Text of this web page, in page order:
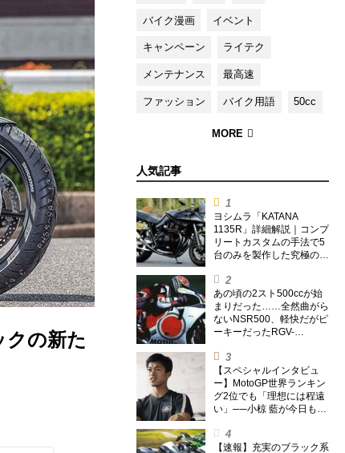
クの新た
バイク漫画 イベント
キャンペーン ライテク
メンテナンス 最高速
ファッション バイク用語 50cc
人気記事
ヨシムラ「KATANA
1135R」詳細解説｜コンプ
リートカスタムの手法で5
台のみを製作した究極の銘
あの頃の2スト500ccが始
まりだった……全然曲がら
ないNSR500、軽快だがピ
ーキーだったRGV-
(アオキマニアックレーシ
ング) Vol.1】
【スペシャルインタビュ
ー】MotoGP世界ランキン
グ2位でも「理想には程遠
い」──小椋 藍が今日も走
【速報】充実のブラック系